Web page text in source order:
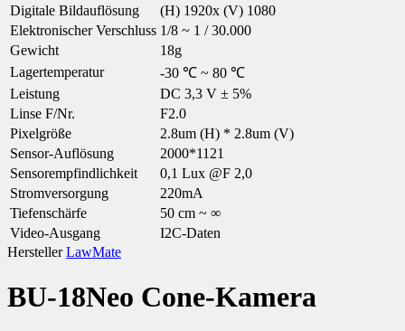
Digitale Bildauflösung
(H) 1920x (V) 1080
Elektronischer Verschluss 1/8 ~ 1 / 30.000
Gewicht
18g
Lagertemperatur
-30 ℃ ~ 80 ℃
Leistung
DC 3,3 V ± 5%
Linse F/Nr.
F2.0
Pixelgröße
2.8um (H) * 2.8um (V)
Sensor-Auflösung
2000*1121
Sensorempfindlichkeit
0,1 Lux @F 2,0
Stromversorgung
220mA
Tiefenschärfe
50 cm ~ ∞
Video-Ausgang
I2C-Daten
HerstellerLawMate
BU-18Neo Cone-Kamera